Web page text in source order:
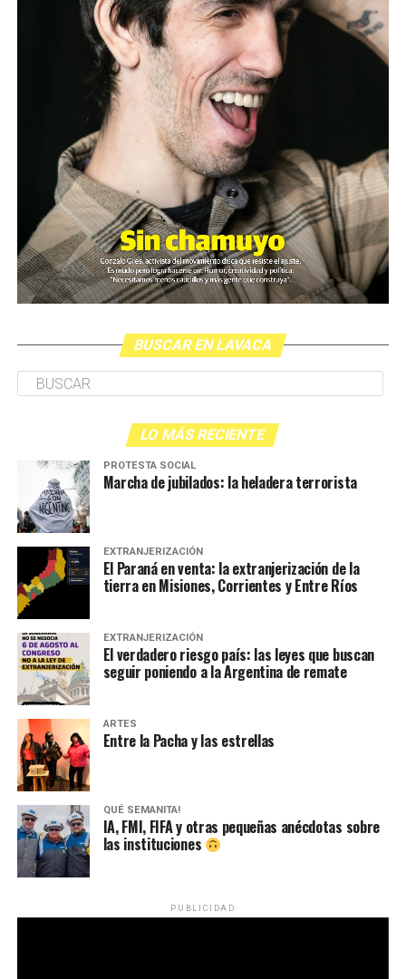
BUSCAR EN LAVACA
LO MÁS RECIENTE
PROTESTA SOCIAL
Marcha de jubilados: la heladera terrorista
EXTRANJERIZACIÓN
El Paraná en venta: la extranjerización de la
tierra en Misiones, Corrientes y Entre Ríos
EXTRANJERIZACIÓN
El verdadero riesgo país: las leyes que buscan
seguir poniendo a la Argentina de remate
ARTES
Entre la Pacha y las estrellas
QUÉ SEMANITA!
IA, FMI, FIFA y otras pequeñas anécdotas sobre
las instituciones
PUBLICIDAD